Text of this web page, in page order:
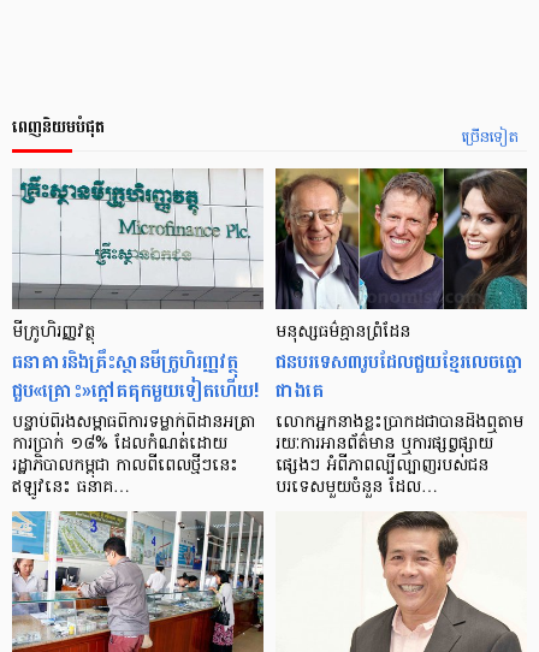
ច្រើនទៀត
ពេញនិយមបំផុត
មីក្រូ​ហិរញ្ញវត្ថុ
ធនាគារ​និង​គ្រឹះស្ថាន​មីក្រូ​ហិរញ្ញវត្ថុ​
ជួប«គ្រោះ»ក្តៅ​គគុក​មួយ​ទៀត​ហើយ!
បន្ទាប់​ពី​រង​សម្ពាធ​​ពី​ការ​ទម្លាក់​ពិដាន​អត្រា​
ការ​ប្រាក់ ១៨​% ដែល​កំណត់​ដោយ​
រដ្ឋាភិបាល​កម្ពុជា កាល​ពី​ពេល​ថ្មីៗ​នេះ
ឥឡូវ​នេះ ធនាគ…
មនុស្ស​ធម៌​គ្មាន​ព្រំដែន
ជន​បរទេស​៣​រូប​ដែល​ជួយ​ខ្មែរ​លេច​ធ្លោ​
ជាង​គេ
លោកអ្នក​នាង​ខ្លះ​ប្រាកដ​ជា​បាន​​ដឹង​ឮ​តាម​
រយៈ​ការ​អាន​ព័ត៌មាន ឬ​ការ​ផ្សព្វផ្សាយ​
ផ្សេងៗ អំពី​ភាព​ល្បីល្បាញ​របស់​ជន​
បរទេស​មួយ​ចំនួន ដែល…